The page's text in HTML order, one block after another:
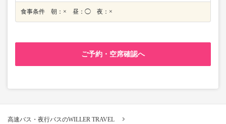
食事条件 朝：× 昼：◯ 夜：×
ご予約・空席確認へ
高速バス・夜行バスのWILLER TRAVEL